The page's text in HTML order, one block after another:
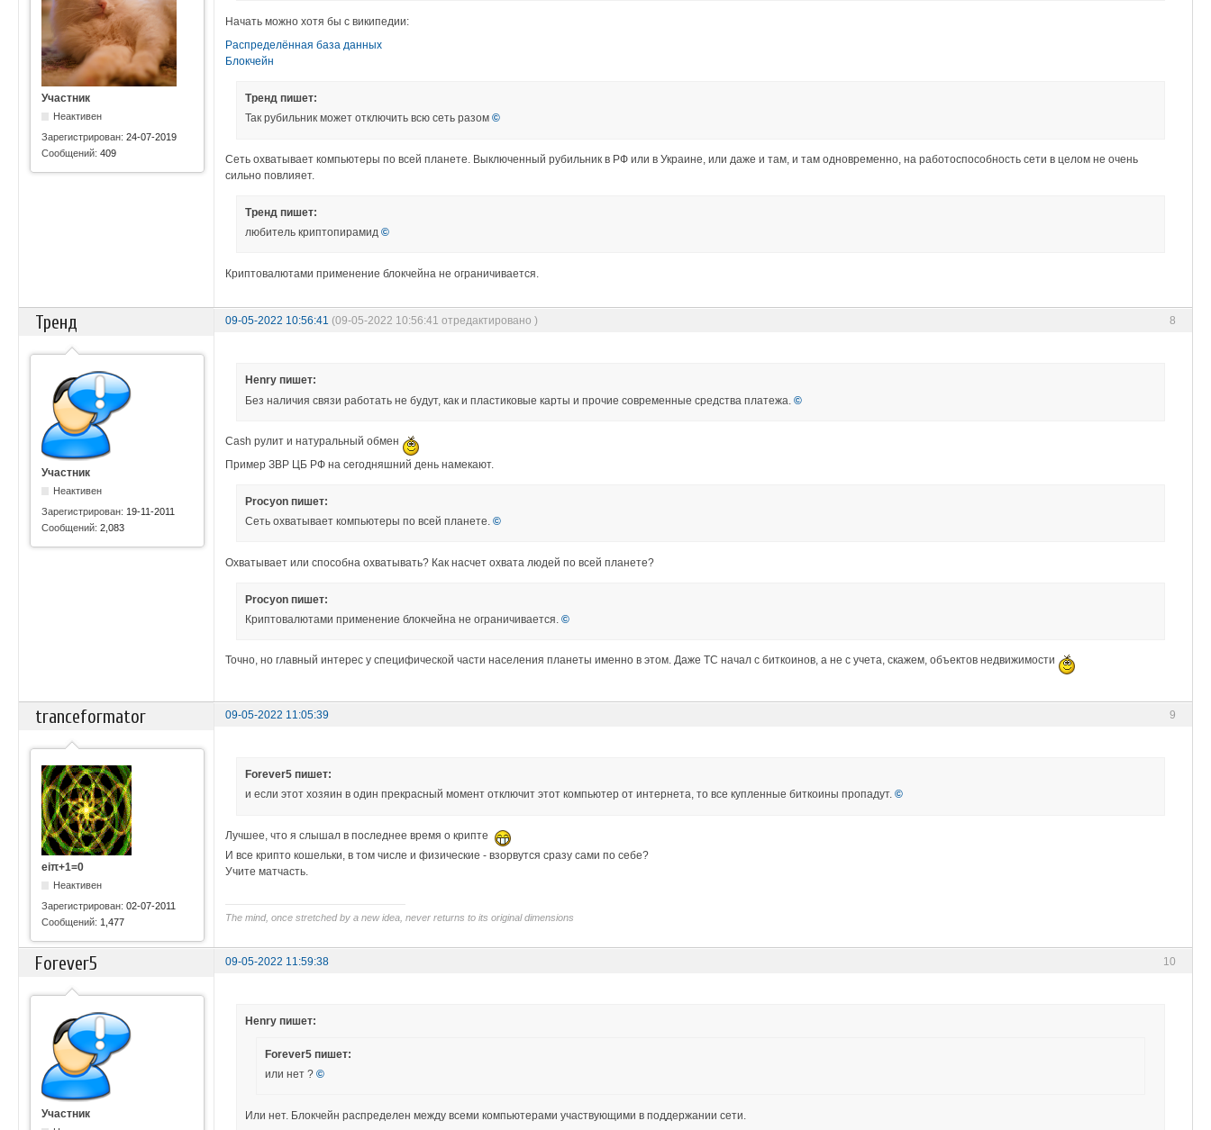
Участник
Неактивен
Зарегистрирован:24-07-2019
Сообщений:409
Начать можно хотя бы с википедии:
Распределённая база данных
Блокчейн
Тренд пишет:
Так рубильник может отключить всю сеть разом©
Сеть охватывает компьютеры по всей планете. Выключенный рубильник в РФ или в Украине, или даже и там, и там одновременно, на работоспособность сети в целом не очень
сильно повлияет.
Тренд пишет:
любитель криптопирамид©
Криптовалютами применение блокчейна не ограничивается.
8
Тренд 09-05-2022 10:56:41 (09-05-2022 10:56:41 отредактировано )
Участник
Неактивен
Зарегистрирован: 19-11-2011
Сообщений:2,083
Henry пишет:
Без наличия связи работать не будут, как и пластиковые карты и прочие современные средства платежа.©
Cash рулит и натуральный обмен
Пример ЗВР ЦБ РФ на сегодняшний день намекают.
Procyon пишет:
Сеть охватывает компьютеры по всей планете.©
Охватывает или способна охватывать? Как насчет охвата людей по всей планете?
Procyon пишет:
Криптовалютами применение блокчейна не ограничивается.©
Точно, но главный интерес у специфической части населения планеты именно в этом. Даже ТС начал с биткоинов, а не с учета, скажем, объектов недвижимости
9
tranceformator 09-05-2022 11:05:39
eiπ+1=0
Неактивен
Зарегистрирован:02-07-2011
Сообщений: 1,477
Forever5 пишет:
и если этот хозяин в один прекрасный момент отключит этот компьютер от интернета, то все купленные биткоины пропадут.©
Лучшее, что я слышал в последнее время о крипте
И все крипто кошельки, в том числе и физические - взорвутся сразу сами по себе?
Учите матчасть.
The mind, once stretched by a new idea, never returns to its original dimensions
10
Forever5 09-05-2022 11:59:38
Участник
Henry пишет:
Forever5 пишет:
или нет ?©
Или нет. Блокчейн распределен между всеми компьютерами участвующими в поддержании сети.